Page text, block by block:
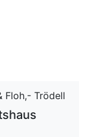
Floh,- Trödell